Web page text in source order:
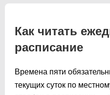
Как читать
расписание
Времена пяти
текущих суток по